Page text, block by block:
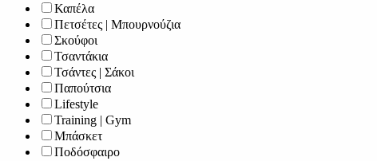
Καπέλα
Πετσέτες | Μπουρνούζια
Σκούφοι
Τσαντάκια
Τσάντες | Σάκοι
Παπούτσια
Lifestyle
Training | Gym
Μπάσκετ
Ποδόσφαιρο